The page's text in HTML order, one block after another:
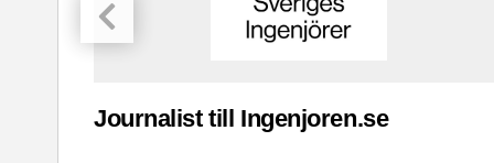
Journalist till Ingenjoren.se